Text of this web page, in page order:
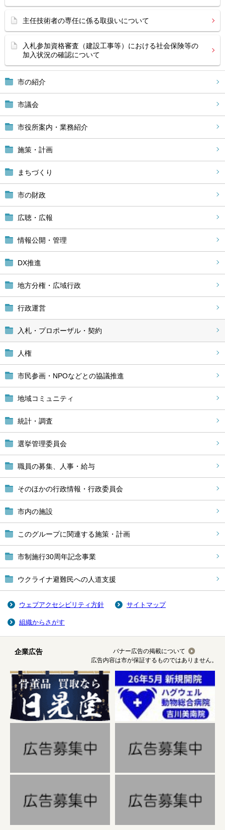
市の紹介
市議会
市役所案内・業務紹介
施策・計画
まちづくり
市の財政
広聴・広報
情報公開・管理
DX推進
地方分権・広域行政
行政運営
入札・プロポーザル・契約
人権
市民参画・NPOなどとの協議推進
地域コミュニティ
統計・調査
選挙管理委員会
職員の募集、人事・給与
そのほかの行政情報・行政委員会
市内の施設
このグループに関連する施策・計画
市制施行30周年記念事業
ウクライナ避難民への人道支援
主任技術者の専任に係る取扱いについて
入札参加資格審査（建設工事等）における社会保険等の
加入状況の確認について
ウェブアクセシビリティ方針 サイトマップ
組織からさがす
企業広告
バナー広告の掲載について
広告内容は市が保証するものではありません。